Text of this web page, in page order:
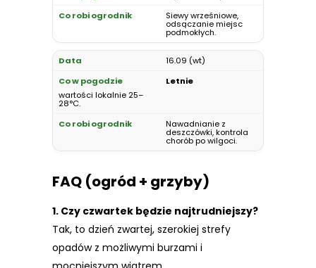
Siewy wrześniowe,
odsączanie miejsc
podmokłych.
16.09 (wt)
Letnie
wartości lokalnie 25–
28°C.
Nawadnianie z
deszczówki, kontrola
chorób po wilgoci.
FAQ (ogród + grzyby)
1. Czy czwartek będzie najtrudniejszy?
Tak, to dzień zwartej, szerokiej strefy
opadów z możliwymi burzami i